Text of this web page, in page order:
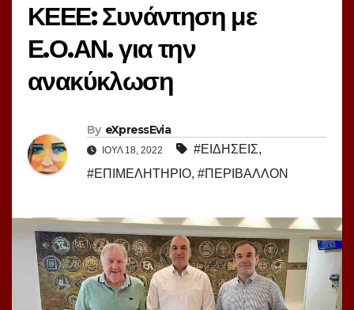
ΚΕΕΕ: Συνάντηση με
Ε.Ο.ΑΝ. για την
ανακύκλωση
By eXpressEvia
ΙΟΎΛ 18, 2022 #ΕΙΔΗΣΕΙΣ,
#ΕΠΙΜΕΛΗΤΗΡΙΟ, #ΠΕΡΙΒΑΛΛΟΝ